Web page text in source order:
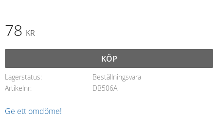
78 KR
KÖP
Lagerstatus
Beställningsvara
Artikelnr
DB506A
Ge ett omdöme!